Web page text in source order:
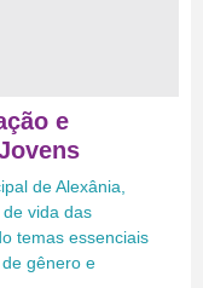
e
de Alexânia,
vida das
temas essenciais
gênero e